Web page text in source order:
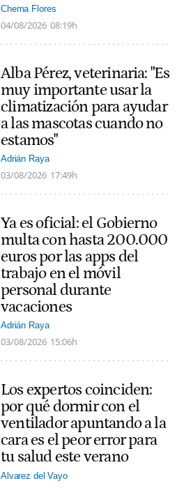
Chema Flores
04/08/2026 08:19h
Alba Pérez, veterinaria: "Es
muy importante usar la
climatización para ayudar
a las mascotas cuando no
estamos"
Adrián Raya
03/08/2026 17:49h
Ya es oficial: el Gobierno
multa con hasta 200.000
euros por las apps del
trabajo en el móvil
personal durante
vacaciones
Adrián Raya
03/08/2026 15:06h
Los expertos coinciden:
por qué dormir con el
ventilador apuntando a la
cara es el peor error para
tu salud este verano
Alvarez del Vayo